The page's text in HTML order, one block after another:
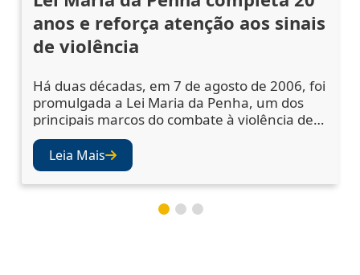
anos e reforça atenção aos sinais
de violência
Há duas décadas, em 7 de agosto de 2006, foi
promulgada a Lei Maria da Penha, um dos
principais marcos do combate à violência de
gênero no Brasil. A legislação ampliou os
mecanismos de prevenção, acolhimento das
vítimas e punição dos agressores, mas
também abriu os olhos da sociedade e das
instituições para a importância de se atentar
aos sinais de violência. Juízes e desembargad
Leia Mais